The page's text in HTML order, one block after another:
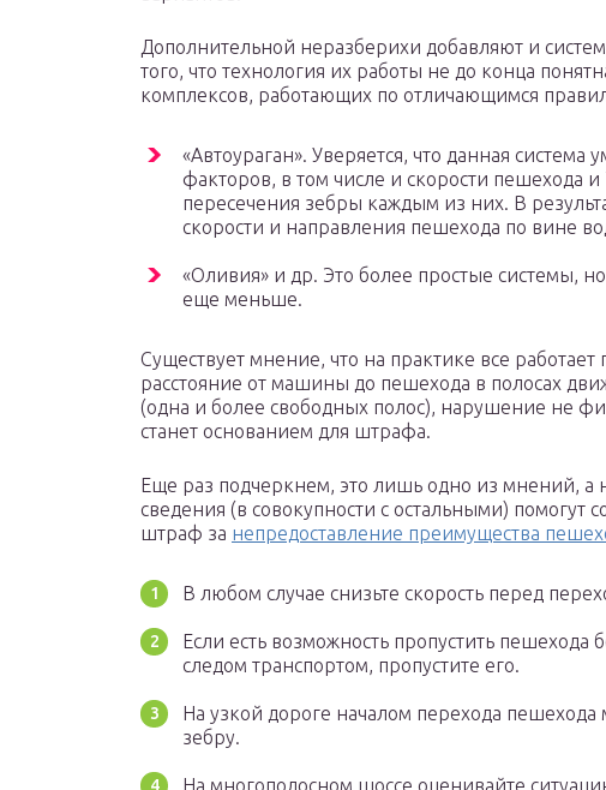
Дополнительной неразберихи добавляют и
того, что технология их работы не до конца
комплексов, работающих по отличающимся
«Автоураган». Уверяется, что данная система
факторов, в том числе и скорости пешехода и
пересечения зебры каждым из них. В
скорости и направления пешехода по вине
«Оливия» и др. Это более простые системы,
еще меньше.
Существует мнение, что на практике все
расстояние от машины до пешехода в полосах
(одна и более свободных полос), нарушение не
станет основанием для штрафа.
Еще раз подчеркнем, это лишь одно из мнений,
сведения (в совокупности с остальными) помогут
штраф за непредоставление преимущества
В любом случае снизьте скорость перед
Если есть возможность пропустить пешехода
следом транспортом, пропустите его.
На узкой дороге началом перехода пешехода
зебру.
На многополосном шоссе оценивайте